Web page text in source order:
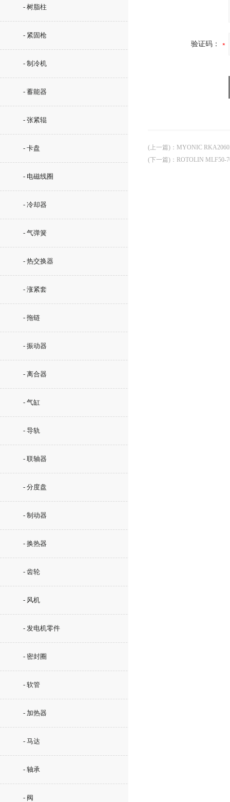
- 树脂柱
- 紧固枪
- 制冷机
- 蓄能器
- 张紧辊
- 卡盘
- 电磁线圈
- 冷却器
- 气弹簧
- 热交换器
- 涨紧套
- 拖链
- 振动器
- 离合器
- 气缸
- 导轨
- 联轴器
- 分度盘
- 制动器
- 换热器
- 齿轮
- 风机
- 发电机零件
- 密封圈
- 软管
- 加热器
- 马达
- 轴承
- 阀
验证码：
(上一篇) ： MYONIC
(下一篇) ： ROTOLIN MLF50-